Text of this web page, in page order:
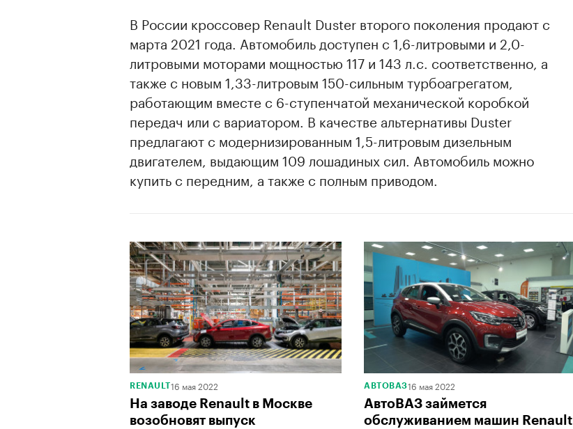
В России кроссовер Renault Duster второго поколения продают с
марта 2021 года. Автомобиль доступен с 1,6-литровыми и 2,0-
литровыми моторами мощностью 117 и 143 л.с. соответственно, а
также с новым 1,33-литровым 150-сильным турбоагрегатом,
работающим вместе с 6-ступенчатой механической коробкой
передач или с вариатором. В качестве альтернативы Duster
предлагают с модернизированным 1,5-литровым дизельным
двигателем, выдающим 109 лошадиных сил. Автомобиль можно
купить с передним, а также с полным приводом.
RENAULT16 мая 2022
На заводе Renault в Москве
возобновят выпуск
АВТОВАЗ16 мая 2022
АвтоВАЗ займется
обслуживанием машин Renault